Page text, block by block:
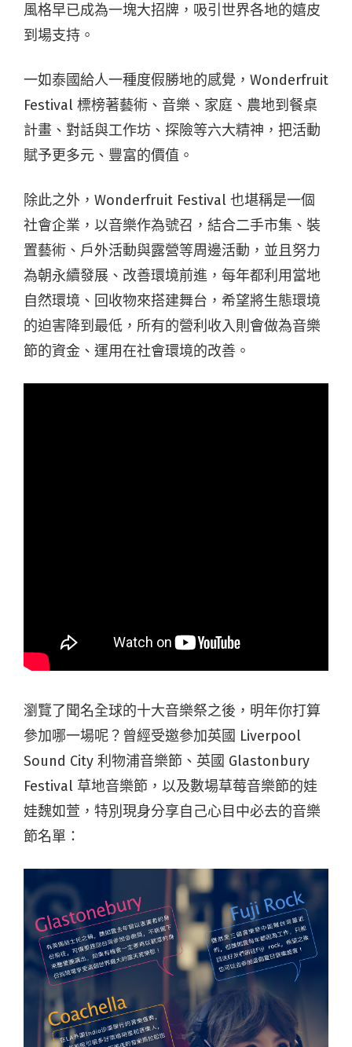
風格早已成為一塊大招牌，吸引世界各地的嬉皮
到場支持。
一如泰國給人一種度假勝地的感覺，Wonderfruit
Festival 標榜著藝術、音樂、家庭、農地到餐桌
計畫、對話與工作坊、探險等六大精神，把活動
賦予更多元、豐富的價值。
除此之外，Wonderfruit Festival 也堪稱是一個
社會企業，以音樂作為號召，結合二手市集、裝
置藝術、戶外活動與露營等周邊活動，並且努力
為朝永續發展、改善環境前進，每年都利用當地
自然環境、回收物來搭建舞台，希望將生態環境
的迫害降到最低，所有的營利收入則會做為音樂
節的資金、運用在社會環境的改善。
瀏覽了聞名全球的十大音樂祭之後，明年你打算
參加哪一場呢？曾經受邀參加英國 Liverpool
Sound City 利物浦音樂節、英國 Glastonbury
Festival 草地音樂節，以及數場草莓音樂節的娃
娃魏如萱，特別現身分享自己心目中必去的音樂
節名單：